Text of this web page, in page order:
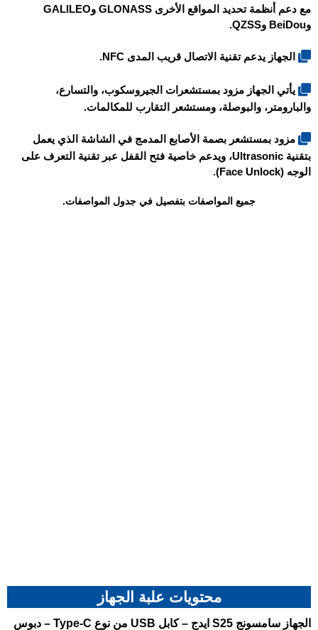
مع دعم أنظمة تحديد المواقع الأخرى GLONASS وGALILEO
وBeiDou وQZSS.
الجهاز يدعم تقنية الاتصال قريب المدى NFC.
يأتي الجهاز مزود بمستشعرات الجيروسكوب، والتسارع،
والبارومتر، والبوصلة، ومستشعر التقارب للمكالمات.
مزود بمستشعر بصمة الأصابع المدمج في الشاشة الذي يعمل
بتقنية Ultrasonic، ويدعم خاصية فتح القفل عبر تقنية التعرف على
الوجه (Face Unlock).
جميع المواصفات بتفصيل في جدول المواصفات.
محتويات علبة الجهاز
الجهاز سامسونج S25 ايدج – كابل USB من نوع Type-C – دبوس